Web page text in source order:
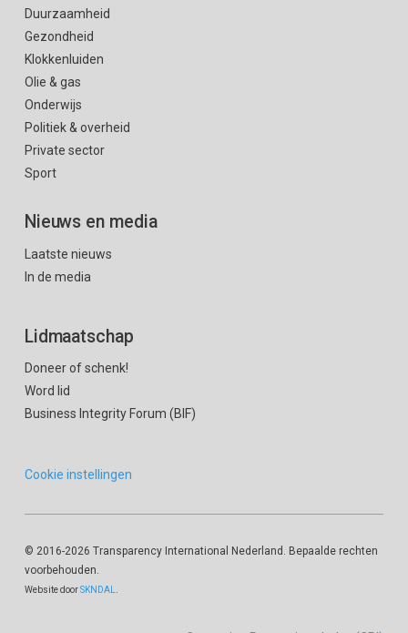
Duurzaamheid
Gezondheid
Klokkenluiden
Olie & gas
Onderwijs
Politiek & overheid
Private sector
Sport
Nieuws en media
Laatste nieuws
In de media
Lidmaatschap
Doneer of schenk!
Word lid
Business Integrity Forum (BIF)
Cookie instellingen
© 2016-2026 Transparency International Nederland. Bepaalde rechten
voorbehouden.
Website doorSKNDAL.